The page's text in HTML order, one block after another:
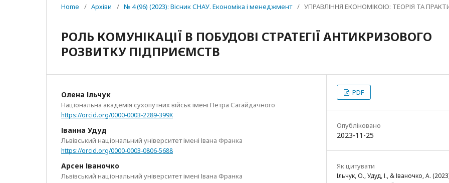
Home / Архіви / № 4 (96) (2023): Вісник СНАУ. Економіка і менеджмент / УПРАВЛІННЯ ЕКОНОМІКОЮ: ТЕОРІЯ ТА
РОЛЬ КОМУНІКАЦІЇ В ПОБУДОВІ СТРАТЕГІЇ АНТИКРИЗОВОГО
РОЗВИТКУ ПІДПРИЄМСТВ
Олена Ільчук
Національна академія сухопутних військ імені Петра Сагайдачного
https://orcid.org/0000-0003-2289-399X
Іванна Удуд
Львівський національний університет імені Івана Франка
https://orcid.org/0000-0003-0806-5688
Арсен Іваночко
Львівський національний університет імені Івана Франка
PDF
Опубліковано
2023-11-25
Як цитувати
Ільчук, О., Удуд, І., & Іваночко, А.